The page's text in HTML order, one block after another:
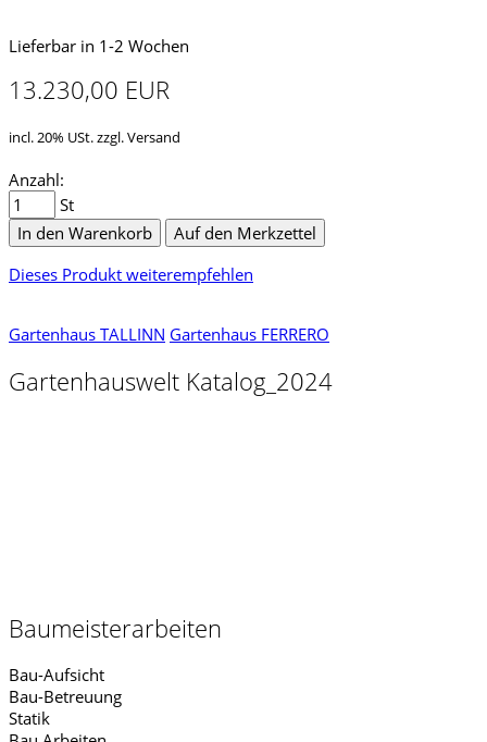
Lieferbar in 1-2 Wochen
13.230,00 EUR
incl. 20% USt. zzgl. Versand
Anzahl:
St
In den Warenkorb
Auf den Merkzettel
Dieses Produkt weiterempfehlen
Gartenhaus TALLINN Gartenhaus FERRERO
Gartenhauswelt Katalog_2024
Baumeisterarbeiten
Bau-Aufsicht
Bau-Betreuung
Statik